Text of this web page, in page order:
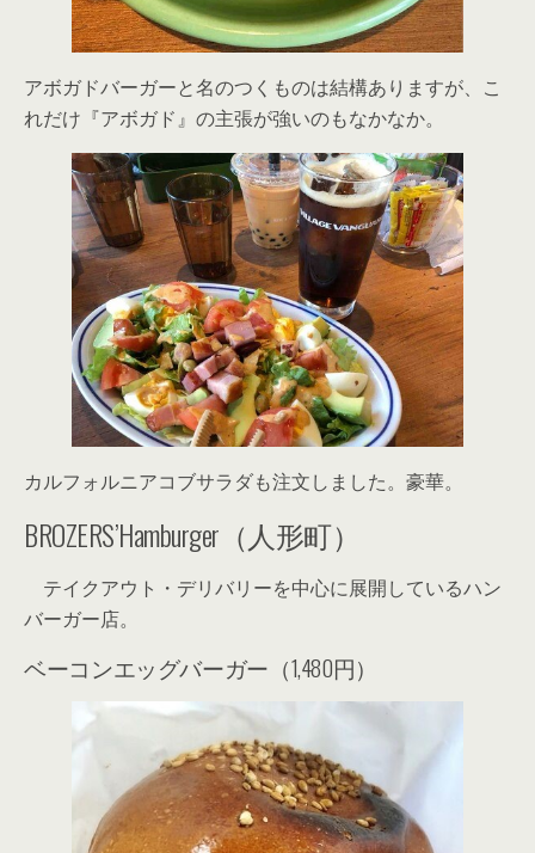
アボガドバーガーと名のつくものは結構ありますが、こ
れだけ『アボガド』の主張が強いのもなかなか。
カルフォルニアコブサラダも注文しました。豪華。
BROZERS’Hamburger（人形町）
テイクアウト・デリバリーを中心に展開しているハン
バーガー店。
ベーコンエッグバーガー（1,480円）